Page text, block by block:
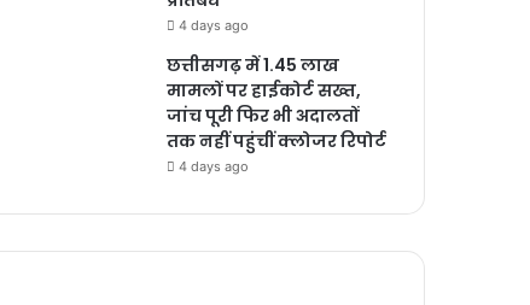
4 days ago
छत्तीसगढ़ में 1.45 लाख
मामलों पर हाईकोर्ट सख्त,
जांच पूरी फिर भी अदालतों
तक नहीं पहुंचीं क्लोजर रिपोर्ट
4 days ago